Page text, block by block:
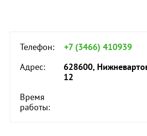
Телефон:
+7 (3466) 410939
Адрес:
628600,
12
Время
работы: